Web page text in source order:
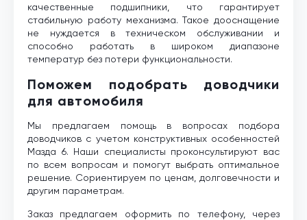
качественные подшипники, что гарантирует
стабильную работу механизма. Такое дооснащение
не нуждается в техническом обслуживании и
способно работать в широком диапазоне
температур без потери функциональности.
Поможем подобрать доводчики
для автомобиля
Мы предлагаем помощь в вопросах подбора
доводчиков с учетом конструктивных особенностей
Мазда 6. Наши специалисты проконсультируют вас
по всем вопросам и помогут выбрать оптимальное
решение. Сориентируем по ценам, долговечности и
другим параметрам.
Заказ предлагаем оформить по телефону, через